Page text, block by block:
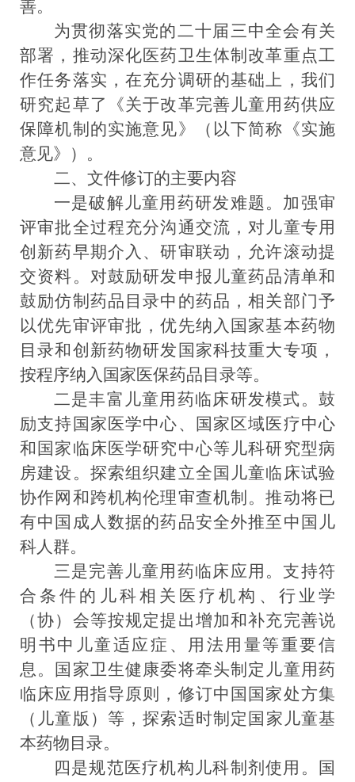
善。
为贯彻落实党的二十届三中全会有关
部署，推动深化医药卫生体制改革重点工
作任务落实，在充分调研的基础上，我们
研究起草了《关于改革完善儿童用药供应
保障机制的实施意见》（以下简称《实施
意见》）。
二、文件修订的主要内容
一是破解儿童用药研发难题。 加强审
评审批全过程充分沟通交流，对儿童专用
创新药早期介入、研审联动，允许滚动提
交资料。对鼓励研发申报儿童药品清单和
鼓励仿制药品目录中的药品，相关部门予
以优先审评审批，优先纳入国家基本药物
目录和创新药物研发国家科技重大专项，
按程序纳入国家医保药品目录等。
二是丰富儿童用药临床研发模式。 鼓
励支持 国家医学中心、国家区域医疗中心
和国家临床医学研究中心等 儿科研究型病
房建设。探索组织建立全国儿童临床试验
协作网 和跨机构伦理审查机制 。推动将已
有中国成人数据的药品安全外推至中国儿
科人群。
三是完善儿童用药临床应用。 支持符
合条件的儿科相关医疗机构、行业学
（协）会等按规定提出增加和补充完善说
明书中儿童适应症、用法用量等重要信
息。国家卫生健康委将牵头制定 儿童用药
临床应用指导原则，修订中国国家处方集
（儿童版） 等 ，探索适时制定国家儿童基
本药物目录。
四是规范医疗机构儿科制剂使用。
国